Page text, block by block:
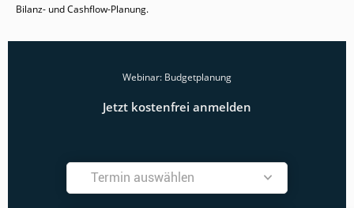
Bilanz- und Cashflow-Planung.
Webinar: Budgetplanung
Jetzt kostenfrei anmelden